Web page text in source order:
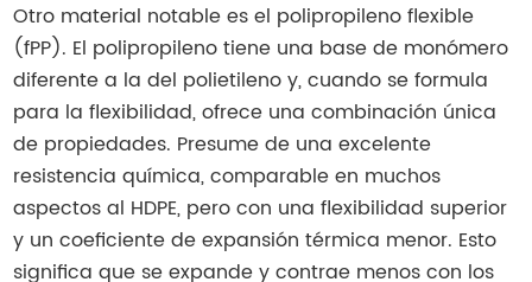
Otro material notable es el polipropileno flexible
(fPP). El polipropileno tiene una base de monómero
diferente a la del polietileno y, cuando se formula
para la flexibilidad, ofrece una combinación única
de propiedades. Presume de una excelente
resistencia química, comparable en muchos
aspectos al HDPE, pero con una flexibilidad superior
y un coeficiente de expansión térmica menor. Esto
significa que se expande y contrae menos con los